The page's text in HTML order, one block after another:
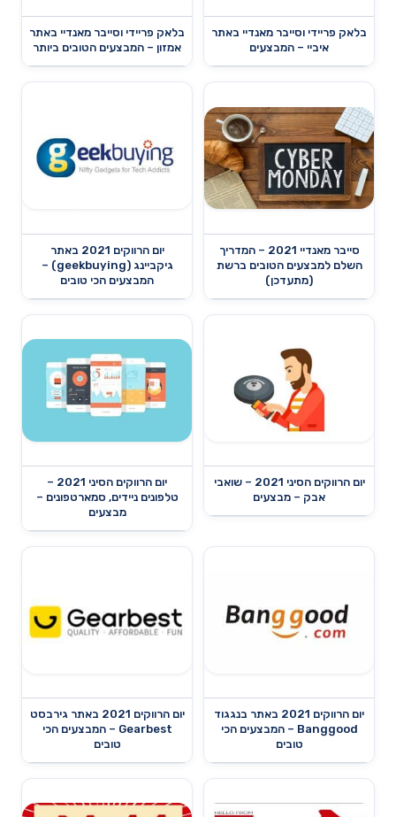
בלאק פריידי וסייבר מאנדיי באתר
איביי – המבצעים
בלאק פריידי וסייבר מאנדיי באתר
אמזון – המבצעים הטובים ביותר
סייבר מאנדיי 2021 – המדריך
השלם למבצעים הטובים ברשת
(מתעדכן)
יום הרווקים 2021 באתר
גיקביינג (geekbuying) –
המבצעים הכי טובים
יום הרווקים הסיני 2021 – שואבי
אבק – מבצעים
יום הרווקים הסיני 2021 –
טלפונים ניידים, סמארטפונים –
מבצעים
יום הרווקים 2021 באתר בנגגוד
Banggood – המבצעים הכי
טובים
יום הרווקים 2021 באתר גירבסט
Gearbest – המבצעים הכי
טובים